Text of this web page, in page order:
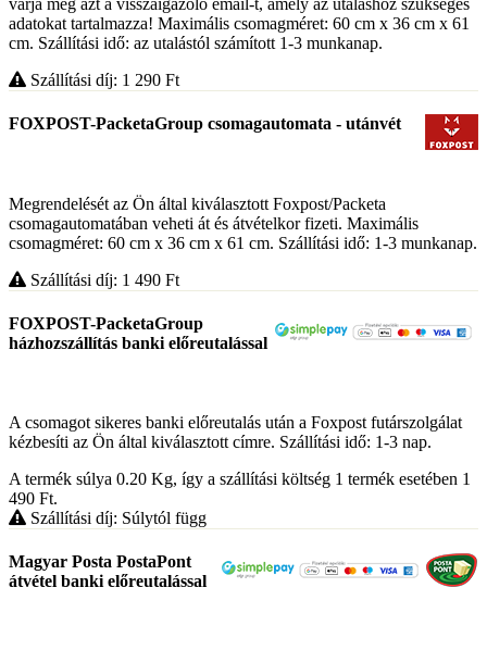
várja meg azt a visszaigazoló email-t, amely az utaláshoz szükséges
adatokat tartalmazza! Maximális csomagméret: 60 cm x 36 cm x 61
cm. Szállítási idő: az utalástól számított 1-3 munkanap.
Szállítási díj: 1 290 Ft
FOXPOST-PacketaGroup csomagautomata - utánvét
Megrendelését az Ön által kiválasztott Foxpost/Packeta
csomagautomatában veheti át és átvételkor fizeti. Maximális
csomagméret: 60 cm x 36 cm x 61 cm. Szállítási idő: 1-3 munkanap.
Szállítási díj: 1 490 Ft
FOXPOST-PacketaGroup
házhozszállítás banki előreutalással
A csomagot sikeres banki előreutalás után a Foxpost futárszolgálat
kézbesíti az Ön által kiválasztott címre. Szállítási idő: 1-3 nap.
A termék súlya 0.20 Kg, így a szállítási költség 1 termék esetében 1
490 Ft.
Szállítási díj: Súlytól függ
Magyar Posta PostaPont
átvétel banki előreutalással